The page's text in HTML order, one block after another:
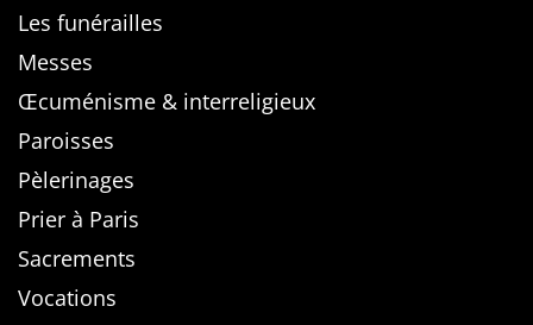
Les funérailles
Messes
Œcuménisme & interreligieux
Paroisses
Pèlerinages
Prier à Paris
Sacrements
Vocations